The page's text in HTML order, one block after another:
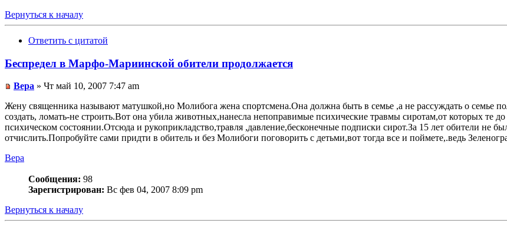
Вернуться к началу
Ответить с цитатой
Беспредел в Марфо-Мариинской обители продолжается
Вера » Чт май 10, 2007 7:47 am
Жену священника называют матушкой,но Молибога жена спортсмена.Она должна быть в семье ,а не рассуждать о семье
создать, ломать-не строить.Вот она убила животных,нанесла непоправимые психические травмы сиротам,от которых те
психическом состоянии.Отсюда и рукоприкладство,травля ,давление,бесконечные подписки сирот.За 15 лет обители не
отчислить.Попробуйте сами придти в обитель и без Молибоги поговорить с детьми,вот тогда все и поймете,.ведь
Вера
Сообщения: 98
Зарегистрирован: Вс фев 04, 2007 8:09 pm
Вернуться к началу